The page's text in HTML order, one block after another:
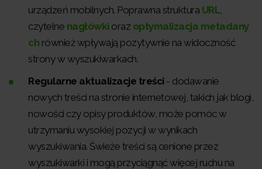
urządzeń mobilnych. Poprawna struktura URL,
czytelne nagłówki oraz optymalizacja metadany
ch również wpływają pozytywnie na widoczność
strony w wyszukiwarkach.
Regularne aktualizacje treści - dodawanie
nowych treści na stronie internetowej, takich jak blogi,
nowości czy opisy produktów, może pomóc w
utrzymaniu wysokiej pozycji w wynikach
wyszukiwania. Świeże treści są cenione przez
wyszukiwarki i mogą przyciągnąć więcej ruchu na